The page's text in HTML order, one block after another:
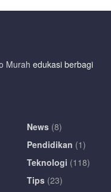
Murah edukasi berbagi
News (8)
Pendidikan (1)
Teknologi (118)
Tips (23)